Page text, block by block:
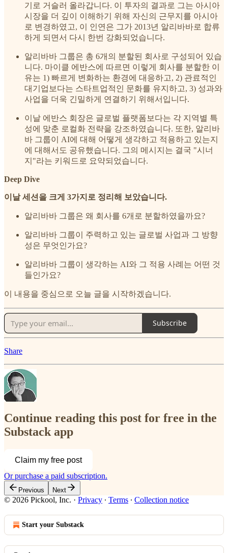
기로 거슬러 올라갑니다. 이 투자의 결과로 그는 아시아
시장을 더 깊이 이해하기 위해 자신의 근무지를 아시아
로 변경하였고, 이 인연은 그가 2013년 알리바바로 합류
하게 되면서 다시 한번 강화되었습니다.
알리바바 그룹은 총 6개의 분할된 회사로 구성되어 있습
니다. 마이클 에반스에 따르면 이렇게 회사를 분할한 이
유는 1) 빠르게 변화하는 환경에 대응하고, 2) 관료적인
대기업보다는 스타트업적인 문화를 유지하고, 3) 성과와
사업을 더욱 긴밀하게 연결하기 위해서입니다.
이날 에반스 회장은 글로벌 플랫폼보다는 각 지역별 특
성에 맞춘 로컬화 전략을 강조하였습니다. 또한, 알리바
바 그룹이 AI에 대해 어떻게 생각하고 적용하고 있는지
에 대해서도 공유했습니다. 그의 메시지는 결국 "시너
지"라는 키워드로 요약되었습니다.
Deep Dive
이날 세션을 크게 3가지로 정리해 보았습니다.
알리바바 그룹은 왜 회사를 6개로 분할하였을까요?
알리바바 그룹이 주력하고 있는 글로벌 사업과 그 방향
성은 무엇인가요?
알리바바 그룹이 생각하는 AI와 그 적용 사례는 어떤 것
들인가요?
이 내용을 중심으로 오늘 글을 시작하겠습니다.
Subscribe
Share
Continue reading this post for free in the
Substack app
Claim my free post
Or purchase a paid subscription.
Previous Next
© 2026 Pickool, Inc. · Privacy ∙ Terms ∙ Collection notice
Start your Substack